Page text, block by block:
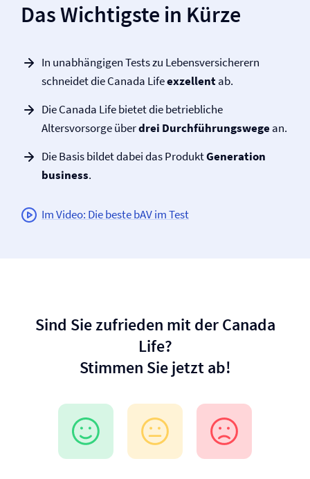
Das Wichtigste in Kürze
In unabhängigen Tests zu Lebens­versicherern
schneidet die Canada Lifeexzellentab.
Die Canada Life bietet die betriebliche
Altersvorsorge überdrei Durchführungswegean.
Die Basis bildet dabei das ProduktGeneration
business.
Im Video: Die beste bAV im Test
Sind Sie zufrieden mit der Canada
Life?
Stimmen Sie jetzt ab!